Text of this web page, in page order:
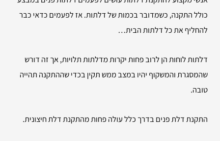
כולל התקנה, כשמדובר בכמות של דלתות. אז לפעמים כדאי כבר
להחליף את כל דלתות הבית…
דלתות לוחות הן לרוב פחות יקרות מדלתות תלויות, אך זה דורש
שהמסגרת והמשקוף יהיו במצב ממש תקין בכדי שההתקנה תהייה
טובה.
התקנת דלת פנים בדרך כלל עולה פחות מהתקנת דלת חיצונית.